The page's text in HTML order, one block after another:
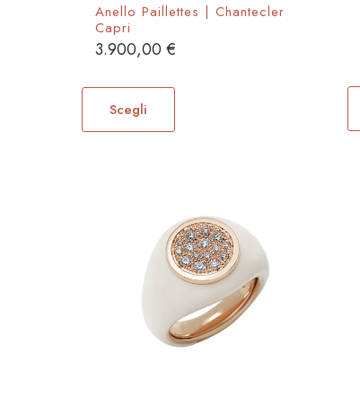
Anello Paillettes | Chantecler
Capri
3.900,00€
Scegli
Questo
ha
opzioni
possono
essere
scelte
nella
pagina
del